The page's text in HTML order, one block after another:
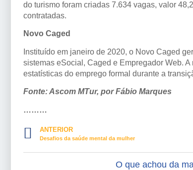
do turismo foram criadas 7.634 vagas, valor
contratadas.
Novo Caged
Instituído em janeiro de 2020, o Novo Caged
sistemas eSocial, Caged e Empregador Web.
estatísticas do emprego formal durante a
Fonte: Ascom MTur, por Fábio Marques
………
ANTERIOR
Desafios da saúde mental da mulher
O que achou da